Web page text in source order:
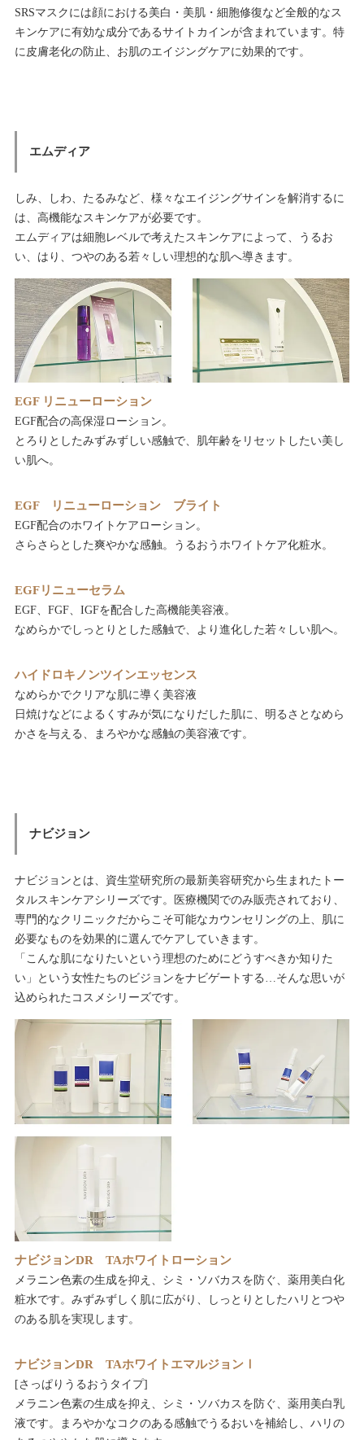
SRSマスクには顔における美白・美肌・細胞修復など全般的なス
キンケアに有効な成分であるサイトカインが含まれています。特
に皮膚老化の防止、お肌のエイジングケアに効果的です。
エムディア
しみ、しわ、たるみなど、様々なエイジングサインを解消するに
は、高機能なスキンケアが必要です。
エムディアは細胞レベルで考えたスキンケアによって、うるお
い、はり、つやのある若々しい理想的な肌へ導きます。
EGF リニューローション
EGF配合の高保湿ローション。
とろりとしたみずみずしい感触で、肌年齢をリセットしたい美し
い肌へ。
EGF リニューローション ブライト
EGF配合のホワイトケアローション。
さらさらとした爽やかな感触。うるおうホワイトケア化粧水。
EGFリニューセラム
EGF、FGF、IGFを配合した高機能美容液。
なめらかでしっとりとした感触で、より進化した若々しい肌へ。
ハイドロキノンツインエッセンス
なめらかでクリアな肌に導く美容液
日焼けなどによるくすみが気になりだした肌に、明るさとなめら
かさを与える、まろやかな感触の美容液です。
ナビジョン
ナビジョンとは、資生堂研究所の最新美容研究から生まれたトー
タルスキンケアシリーズです。医療機関でのみ販売されており、
専門的なクリニックだからこそ可能なカウンセリングの上、肌に
必要なものを効果的に選んでケアしていきます。
「こんな肌になりたいという理想のためにどうすべきか知りた
い」という女性たちのビジョンをナビゲートする…そんな思いが
込められたコスメシリーズです。
ナビジョンDR TAホワイトローション
メラニン色素の生成を抑え、シミ・ソバカスを防ぐ、薬用美白化
粧水です。みずみずしく肌に広がり、しっとりとしたハリとつや
のある肌を実現します。
ナビジョンDR TAホワイトエマルジョンⅠ
[さっぱりうるおうタイプ]
メラニン色素の生成を抑え、シミ・ソバカスを防ぐ、薬用美白乳
液です。まろやかなコクのある感触でうるおいを補給し、ハリの